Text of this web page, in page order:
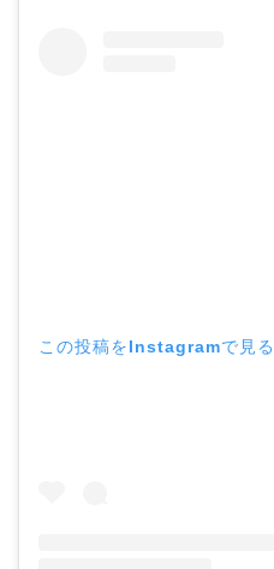
この投稿をInstagramで見る